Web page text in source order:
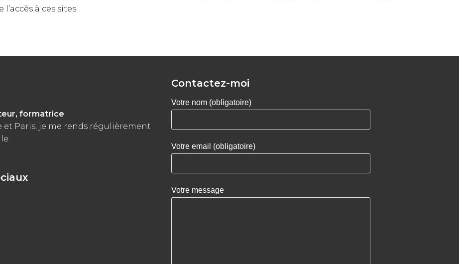
à ces sites.
formatrice
Paris, je me rends régulièrement
Contactez-moi
Votre nom (obligatoire)
Votre email (obligatoire)
Votre message